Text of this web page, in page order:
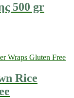
500 gr
Rice